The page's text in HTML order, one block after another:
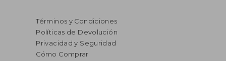
Términos y Condiciones
Políticas de Devolución
Privacidad y Seguridad
Cómo Comprar